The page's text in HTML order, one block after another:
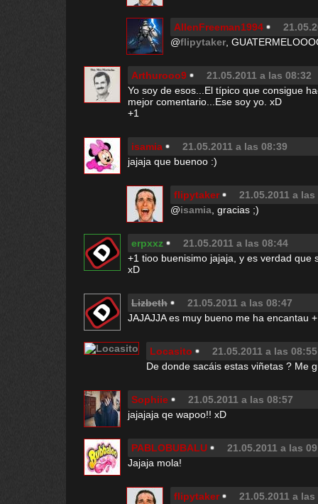
AllenFreeman1994
@flipytaker ,
Arthurooo9
21.05.2011 a las 08:32
Yo soy de esos...El típico que consigue
mejor comentario...Ese soy yo. xD
+1
isamia
21.05.2011 a las 08:39
jajaja que buenoo :)
flipytaker
21.05.2011 a las
@isamia , gracias ;)
erpxxz
21.05.2011 a las 08:44
+1 tioo buenisimo jajaja, y es verdad que
xD
Lizbeth
21.05.2011 a las 08:47
JAJAJJA es muy bueno me ha encantau
Locasito
21.05.2011 a las 08:55
De donde sacáis estas viñetas ? Me
Sophiie
21.05.2011 a las 08:57
jajajaja qe wapoo!! xD
PABLOBUBALU
21.05.2011 a las
Jajaja mola!
flipytaker 21.05.2011 a las